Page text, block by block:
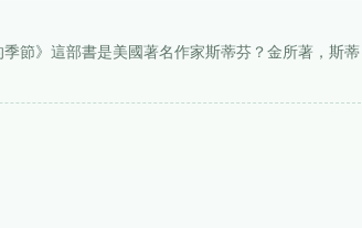
節》這部書是美國著名作家斯蒂芬？金所著，斯蒂